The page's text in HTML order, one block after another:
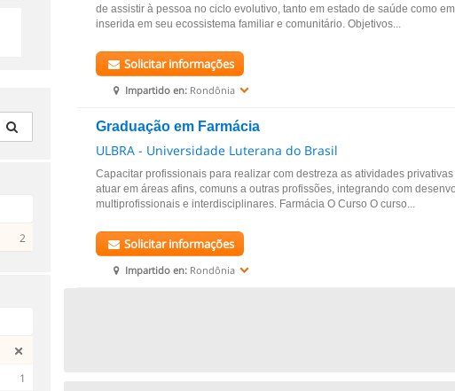
de assistir à pessoa no ciclo evolutivo, tanto em estado de saúde como
inserida em seu ecossistema familiar e comunitário. Objetivos...
Impartido en: Rondônia
Solicitar informações
Graduação em Farmácia
ULBRA - Universidade Luterana do Brasil
Capacitar profissionais para realizar com destreza as atividades
atuar em áreas afins, comuns a outras profissões, integrando com
multiprofissionais e interdisciplinares. Farmácia O Curso O curso...
Impartido en: Rondônia
Solicitar informações
2
1